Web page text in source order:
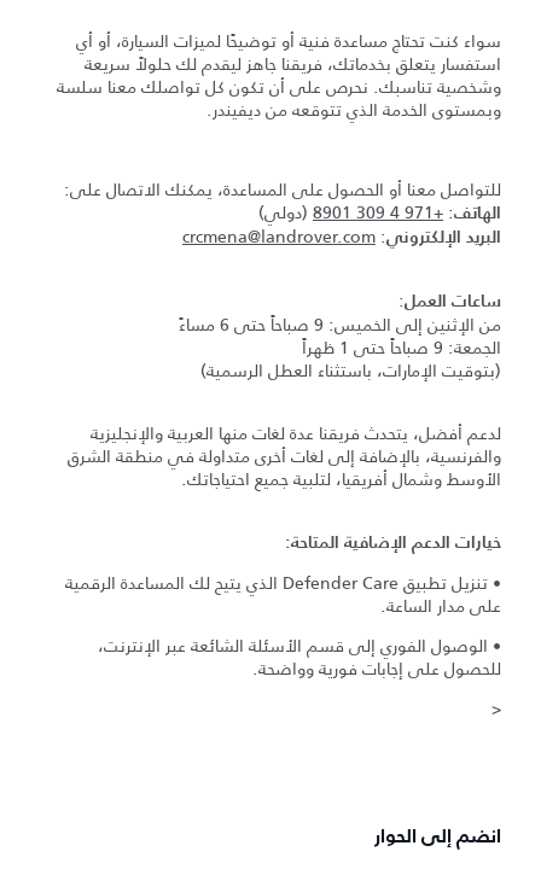
سواء كنت تحتاج مساعدة فنية أو توضيحًا لميزات السيارة، أو أي
استفسار يتعلق بخدماتك، فريقنا جاهز ليقدم لك حلولاً سريعة
وشخصية تناسبك. نحرص على أن تكون كل تواصلك معنا سلسة
وبمستوى الخدمة الذي تتوقعه من ديفيندر.
للتواصل معنا أو الحصول على المساعدة، يمكنك الاتصال على:
الهاتف:
+971 4 309 8901 (دولي)
البريد الإلكتروني:
crcmena@landrover.com
ساعات العمل:
من الإثنين إلى الخميس: 9 صباحاً حتى 6 مساءً
الجمعة: 9 صباحاً حتى 1 ظهراً
(بتوقيت الإمارات، باستثناء العطل الرسمية)
لدعم أفضل، يتحدث فريقنا عدة لغات منها العربية والإنجليزية
والفرنسية، بالإضافة إلى لغات أخرى متداولة في منطقة الشرق
الأوسط وشمال أفريقيا، لتلبية جميع احتياجاتك.
خيارات الدعم الإضافية المتاحة:
• تنزيل تطبيق Defender Care الذي يتيح لك المساعدة الرقمية
على مدار الساعة.
• الوصول الفوري إلى قسم الأسئلة الشائعة عبر الإنترنت،
للحصول على إجابات فورية وواضحة.
<
انضم إلى الحوار